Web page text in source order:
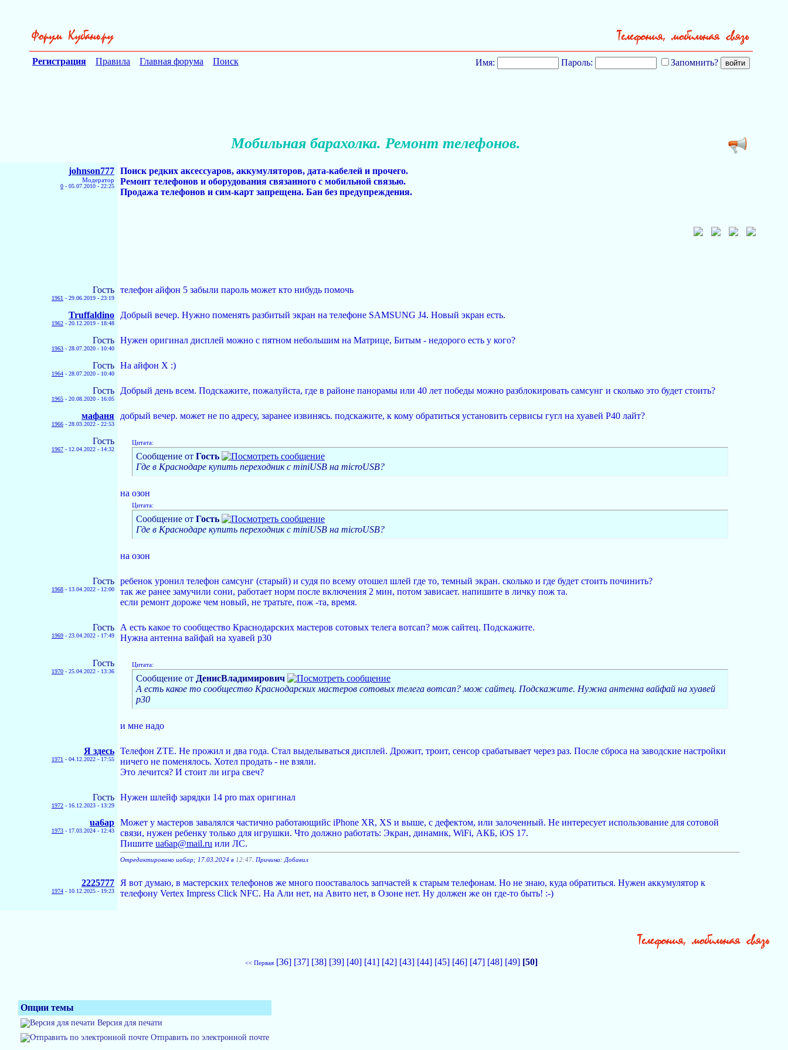
Регистрация Правила Главная форума Поиск Имя: Пароль: Запомнить?
Мобильная барахолка. Ремонт телефонов.
johnson777
Модератор
0 - 05.07.2010 - 22:25
Поиск редких аксессуаров, аккумуляторов, дата-кабелей и прочего.
Ремонт телефонов и оборудования связанного с мобильной связью.
Продажа телефонов и сим-карт запрещена. Бан без предупреждения.
Гость
1961 - 29.06.2019 - 23:19
телефон айфон 5 забыли пароль может кто нибудь помочь
Truffaldino
1962 - 20.12.2019 - 18:48
Добрый вечер. Нужно поменять разбитый экран на телефоне SAMSUNG J4. Новый экран есть.
Гость
1963 - 28.07.2020 - 10:40
Нужен оригинал дисплей можно с пятном небольшим на Матрице, Битым - недорого есть у кого?
Гость
1964 - 28.07.2020 - 10:40
На айфон Х :)
Гость
1965 - 20.08.2020 - 16:05
Добрый день всем. Подскажите, пожалуйста, где в районе панорамы или 40 лет победы можно разблокировать самсунг и сколько это будет стоить?
мафаня
1966 - 28.03.2022 - 22:53
добрый вечер. может не по адресу, заранее извинясь. подскажите, к кому обратиться установить сервисы гугл на хуавей P40 лайт?
Гость
1967 - 12.04.2022 - 14:32
Цитата:
Сообщение от Гость
Где в Краснодаре купить переходник с miniUSB на microUSB?
на озон
Цитата:
Сообщение от Гость
Где в Краснодаре купить переходник с miniUSB на microUSB?
на озон
Гость
1968 - 13.04.2022 - 12:00
ребенок уронил телефон самсунг (старый) и судя по всему отошел шлей где то, темный экран. сколько и где будет стоить починить?
так же ранее замучили сони, работает норм после включения 2 мин, потом зависает. напишите в личку пож та.
если ремонт дороже чем новый, не тратьте, пож -та, время.
Гость
1969 - 23.04.2022 - 17:49
А есть какое то сообщество Краснодарских мастеров сотовых телега вотсап? мож сайтец. Подскажите.
Нужна антенна вайфай на хуавей р30
Гость
1970 - 25.04.2022 - 13:36
Цитата:
Сообщение от ДенисВладимирович
А есть какое то сообщество Краснодарских мастеров сотовых телега вотсап? мож сайтец. Подскажите. Нужна антенна вайфай на хуавей
р30
и мне надо
Я здесь
1971 - 04.12.2022 - 17:55
Телефон ZTE. Не прожил и два года. Стал выделываться дисплей. Дрожит, троит, сенсор срабатывает через раз. После сброса на заводские настройки
ничего не поменялось. Хотел продать - не взяли.
Это лечится? И стоит ли игра свеч?
Гость
1972 - 16.12.2023 - 13:29
Нужен шлейф зарядки 14 pro max оригинал
ua6ap
1973 - 17.03.2024 - 12:43
Может у мастеров завалялся частично работающийс iPhone XR, XS и выше, с дефектом, или залоченный. Не интересует использование для сотовой
связи, нужен ребенку только для игрушки. Что должно работать: Экран, динамик, WiFi, АКБ, iOS 17.
Пишите ua6ap@mail.ru или ЛС.
Отредактировано ua6ap; 17.03.2024 в 12:47 . Причина: Добавил
2225777
1974 - 10.12.2025 - 19:23
Я вот думаю, в мастерских телефонов же много пооставалось запчастей к старым телефонам. Но не знаю, куда обратиться. Нужен аккумулятор к
телефону Vertex Impress Click NFC. На Али нет, на Авито нет, в Озоне нет. Ну должен же он где-то быть! :-)
<< Первая [36] [37] [38] [39] [40] [41] [42] [43] [44] [45] [46] [47] [48] [49] [50]
Опции темы
Версия для печати
Отправить по электронной почте